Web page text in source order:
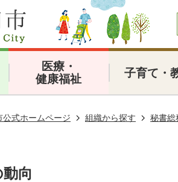
医療・
健康福祉
子育て・
公式ホームページ 組織から探す 秘書総
向